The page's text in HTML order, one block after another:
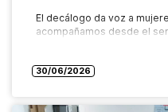
El decálogo da voz a
acompañamos desde el
derechos, con el valor
30/06/2026